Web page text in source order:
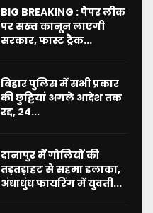
BIG BREAKING : पेपर लीक
पर सख्त कानून लाएगी
सरकार, फास्ट ट्रैक...
बिहार पुलिस में सभी प्रकार
की छुट्टियां अगले आदेश तक
रद्द, 24...
दानापुर में गोलियों की
तड़तड़ाहट से सहमा इलाका,
अंधाधुंध फायरिंग में युवती...